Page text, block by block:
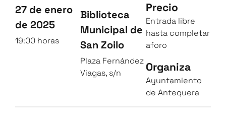
27 de enero
de 2025
19:00 horas
Biblioteca
Municipal de
San Zoilo
Plaza Fernández
Viagas, s/n
Precio
Entrada libre
hasta completar
aforo
Organiza
Ayuntamiento
de Antequera